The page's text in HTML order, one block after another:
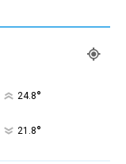
24.8°
21.8°